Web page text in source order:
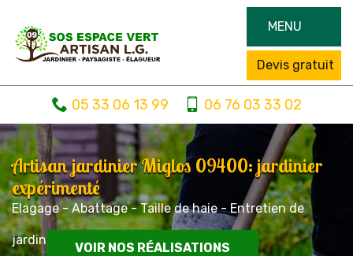
MENU
Devis gratuit
05 33 06 13 99 06 76 03 33 02
Artisan jardinier Miglos 09400: jardinier
expérimenté
Elagage - Abattage - Taille de haie - Entretien de
jardin
VOIR NOS RÉALISATIONS